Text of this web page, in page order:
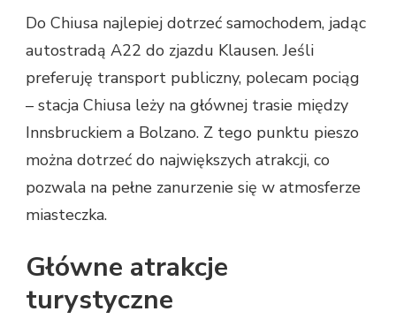
Do Chiusa najlepiej dotrzeć samochodem, jadąc
autostradą A22 do zjazdu Klausen. Jeśli
preferuję transport publiczny, polecam pociąg
– stacja Chiusa leży na głównej trasie między
Innsbruckiem a Bolzano. Z tego punktu pieszo
można dotrzeć do największych atrakcji, co
pozwala na pełne zanurzenie się w atmosferze
miasteczka.
Główne atrakcje
turystyczne